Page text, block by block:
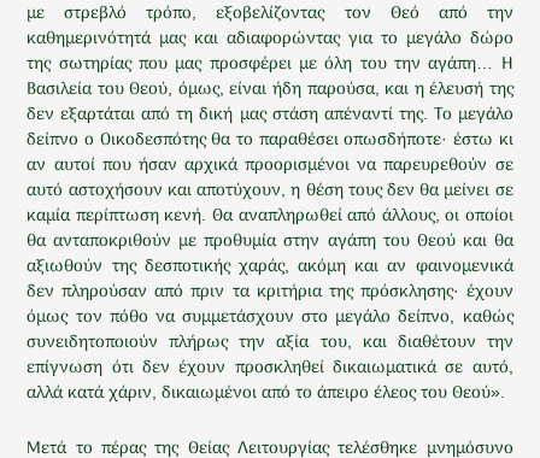
με στρεβλό τρόπο, εξοβελίζοντας τον Θεό από την
καθημερινότητά μας και αδιαφορώντας για το μεγάλο δώρο
της σωτηρίας που μας προσφέρει με όλη του την αγάπη… Η
Βασιλεία του Θεού, όμως, είναι ήδη παρούσα, και η έλευσή της
δεν εξαρτάται από τη δική μας στάση απέναντί της. Το μεγάλο
δείπνο ο Οικοδεσπότης θα το παραθέσει οπωσδήποτε· έστω κι
αν αυτοί που ήσαν αρχικά προορισμένοι να παρευρεθούν σε
αυτό αστοχήσουν και αποτύχουν, η θέση τους δεν θα μείνει σε
καμία περίπτωση κενή. Θα αναπληρωθεί από άλλους, οι οποίοι
θα ανταποκριθούν με προθυμία στην αγάπη του Θεού και θα
αξιωθούν της δεσποτικής χαράς, ακόμη και αν φαινομενικά
δεν πληρούσαν από πριν τα κριτήρια της πρόσκλησης· έχουν
όμως τον πόθο να συμμετάσχουν στο μεγάλο δείπνο, καθώς
συνειδητοποιούν πλήρως την αξία του, και διαθέτουν την
επίγνωση ότι δεν έχουν προσκληθεί δικαιωματικά σε αυτό,
αλλά κατά χάριν, δικαιωμένοι από το άπειρο έλεος του Θεού».
Μετά το πέρας της Θείας Λειτουργίας τελέσθηκε μνημόσυνο